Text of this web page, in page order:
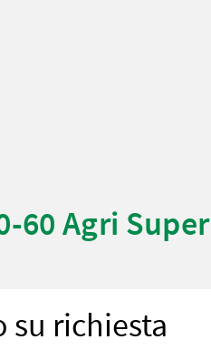
60 Agri Super
su richiesta